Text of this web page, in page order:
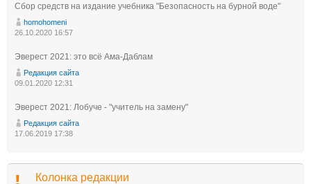
Сбор средств на издание учебника "Безопасность на бурной воде"
homohomeni
26.10.2020 16:57
Эверест 2021: это всё Ама-Даблам
Редакция сайта
09.01.2020 12:31
Эверест 2021: Лобуче - "учитель на замену"
Редакция сайта
17.06.2019 17:38
Колонка редакции